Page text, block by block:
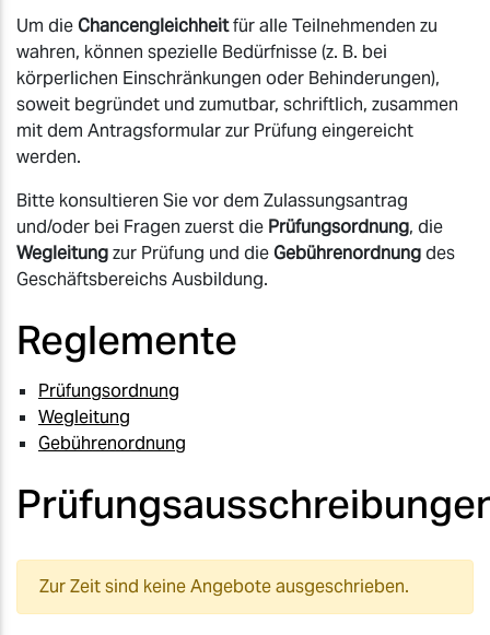
Um dieChancengleichheitfür alle Teilnehmenden zu
wahren, können spezielle Bedürfnisse (z. B. bei
körperlichen Einschränkungen oder Behinderungen),
soweit begründet und zumutbar, schriftlich, zusammen
mit dem Antragsformular zur Prüfung eingereicht
werden.
Bitte konsultieren Sie vor dem Zulassungsantrag
und/oder bei Fragen zuerst die Prüfungsordnung, die
Wegleitungzur Prüfung und dieGebührenordnungdes
Geschäftsbereichs Ausbildung.
Reglemente
Prüfungsordnung
Wegleitung
Gebührenordnung
Zur Zeit sind keine Angebote ausgeschrieben.